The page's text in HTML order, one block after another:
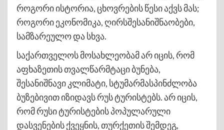
როგორი ისტორია, ცხოვრების წესი აქვს მას;
როგორი ეკონომიკა, ღირსშესანიშნაობები,
სამზარეულო და სხვა.
საქართველოს მოსახლეობამ არ იცის, რომ
აფხაზეთის თვალწარმტაცი ბუნება,
შესანიშნავი კლიმატი, სტუმარმასპინძლობა
ბუზებივით იზიდავს რუს ტურისტებს. არ იცის,
რომ რუსი ტურისტების პოპულარული
დასვენების ქვეყნის, თურქეთის შემდეგ,